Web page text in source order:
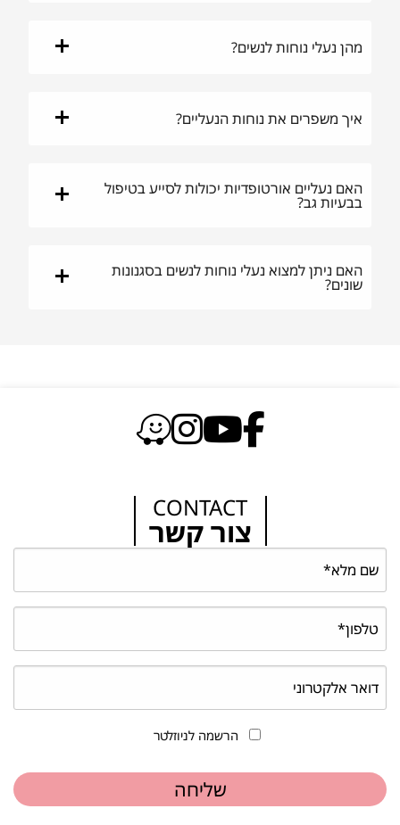
מהן נעלי נוחות לנשים?
איך משפרים את נוחות הנעליים?
האם נעליים אורטופדיות יכולות לסייע בטיפול
בבעיות גב?
האם ניתן למצוא נעלי נוחות לנשים בסגנונות
שונים?
CONTACT
צור קשר
הרשמה לניוזלטר